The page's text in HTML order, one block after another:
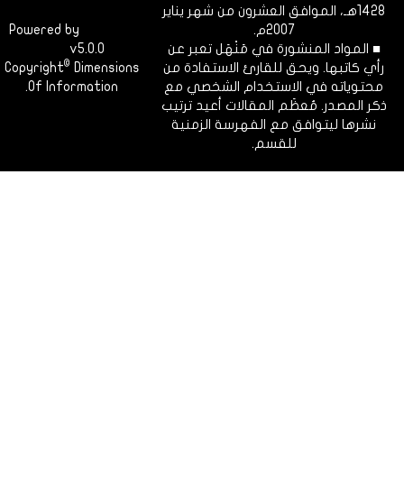
1428هـ، الموافق العشرون من شهر يناير
2007م.
■ المواد المنشورة في مَنْهَل تعبر عن
رأي كاتبها. ويحق للقارئ الاستفادة من
محتوياته في الاستخدام الشخصي مع
ذكر المصدر. مُعظَم المقالات أعيد ترتيب
نشرها ليتوافق مع الفهرسة الزمنية
للقسم.
Powered by
v5.0.0
Copyright©
Dimensions
Of Information.